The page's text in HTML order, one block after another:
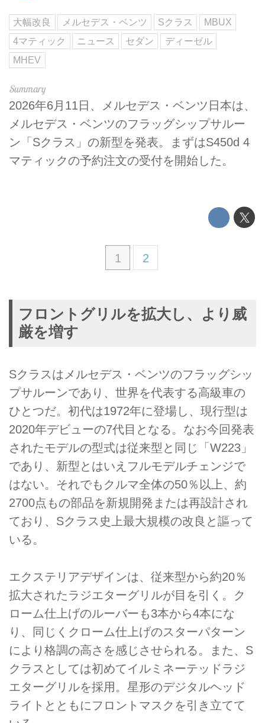
大幅改良 メルセデス・ベンツ Sクラス
MBUX
4マティック
ニュース セダン
ディーゼル
MHEV
2026年6月11日、メルセデス・ベンツ日本は、
メルセデス・ベンツのフラッグシップサルー
ン「Sクラス」の新型を発表。まずはS450d 4
マティックの予約注文の受付を開始した。
1 2
フロントグリルを拡大し、より威
厳を増す
Sクラスはメルセデス・ベンツのフラッグシッ
プサルーンであり、世界を代表する高級車の
ひとつだ。初代は1972年に登場し、現行型は
2020年デビューの7代目となる。なお今回発表
されたモデルの型式は従来型と同じ「W223」
であり、新型とはいえフルモデルチェンジで
はない。それでもクルマ全体の50％以上、約
2700点もの部品を新規開発または再設計され
ており、Sクラス史上最大規模の改良と謳って
いる。
エクステリアデザインは、従来型から約20％
拡大されたラジエターグリルが目を引く。ク
ローム仕上げのルーバーも3本から4本にな
り、同じくクローム仕上げのスターパターン
により格調の高さを感じさせられる。また、S
クラスとしては初めてイルミネーテッドラジ
エターグリルを採用。星形のデジタルヘッド
ライトとともにフロントマスクを引き立てて